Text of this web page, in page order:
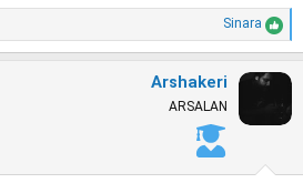
ا
م
ت
ا
ز
:
Sinara
Arshakeri
ARSALAN